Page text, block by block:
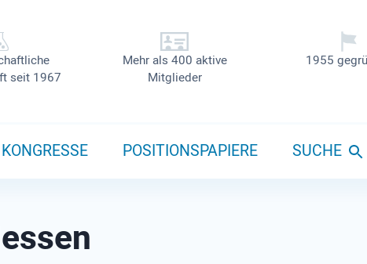
seit 1967
Mehr als 400 aktive
Mitglieder
1955
KONGRESSE POSITIONSPAPIERE SUCHE